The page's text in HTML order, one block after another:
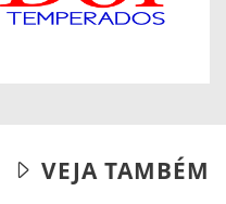
VEJA TAMBÉM